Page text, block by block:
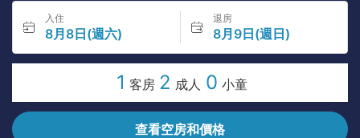
入住
8月8日(週六)
退房
8月9日(週日)
1 客房 2 成人 0 小童
查看空房和價格